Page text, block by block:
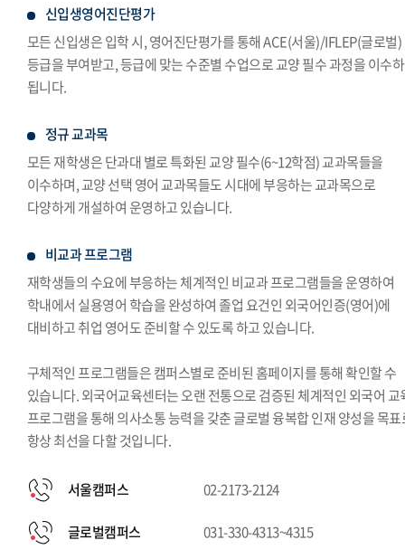
신입생영어진단평가
모든 신입생은 입학 시, 영어진단평가를 통해 ACE(서울)/IFLEP(글로벌)
등급을 부여받고, 등급에 맞는 수준별 수업으로 교양 필수 과정을 이수
됩니다.
정규 교과목
모든 재학생은 단과대 별로 특화된 교양 필수(6~12학점) 교과목들을
이수하며, 교양 선택 영어 교과목들도 시대에 부응하는 교과목으로
다양하게 개설하여 운영하고 있습니다.
비교과 프로그램
재학생들의 수요에 부응하는 체계적인 비교과 프로그램들을 운영하여
학내에서 실용영어 학습을 완성하여 졸업 요건인 외국어인증(영어)에
대비하고 취업 영어도 준비할 수 있도록 하고 있습니다.
구체적인 프로그램들은 캠퍼스별로 준비된 홈페이지를 통해 확인할 수
있습니다. 외국어교육센터는 오랜 전통으로 검증된 체계적인 외국어 교
프로그램을 통해 의사소통 능력을 갖춘 글로벌 융복합 인재 양성을 목
항상 최선을 다할 것입니다.
서울캠퍼스 02-2173-2124
글로벌캠퍼스 031-330-4313~4315